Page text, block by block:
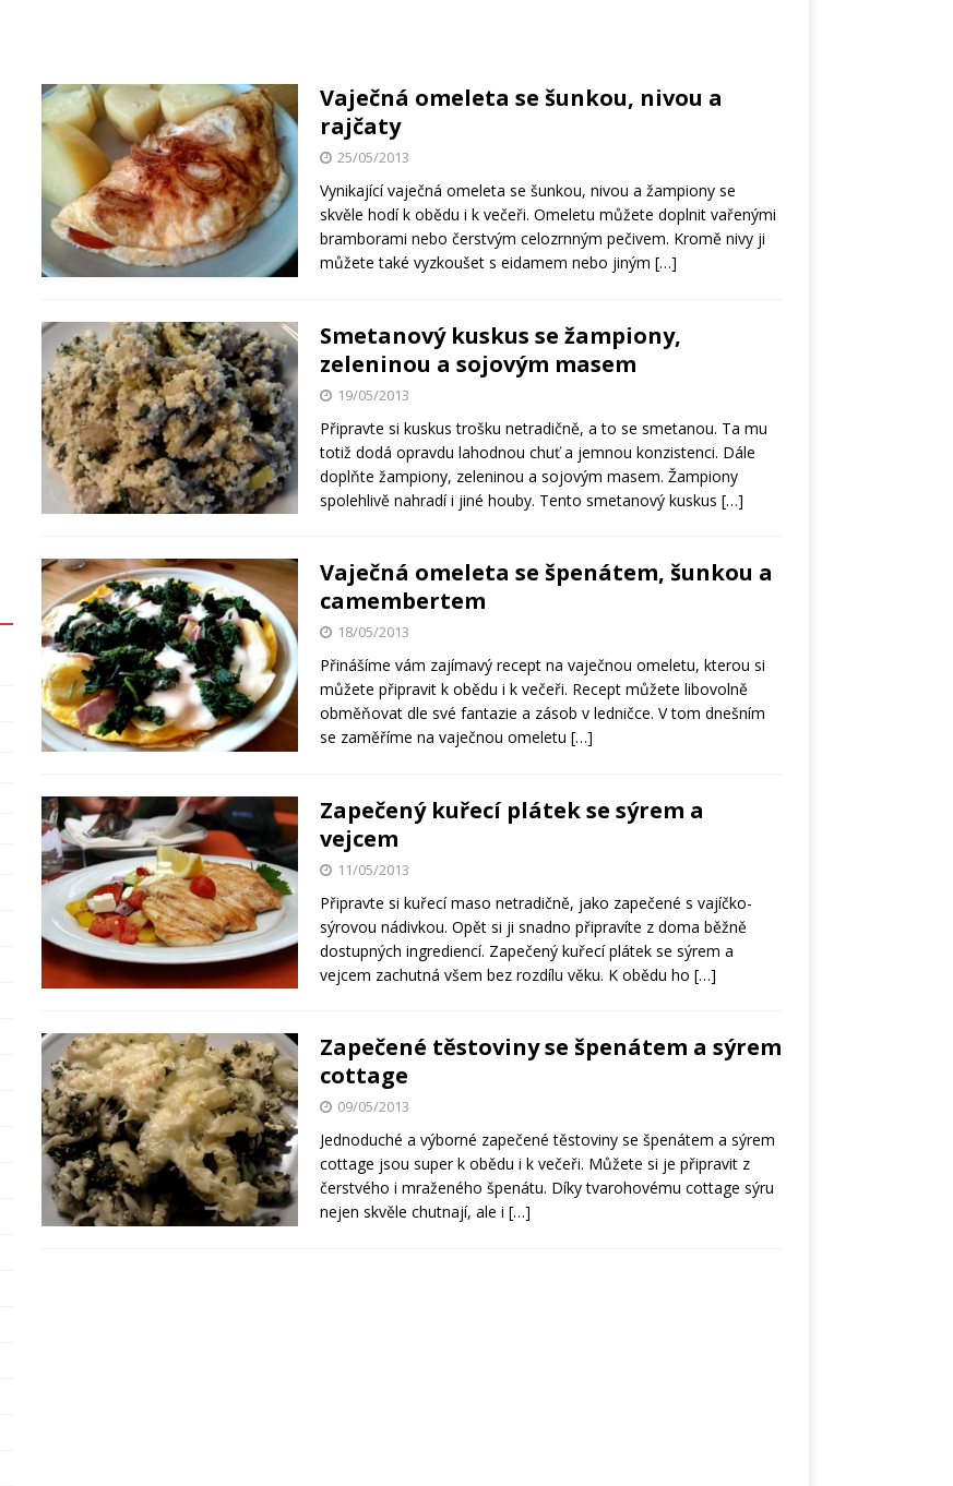
Vaječná omeleta se šunkou, nivou a
rajčaty
25/05/2013
Vynikající vaječná omeleta se šunkou, nivou a žampiony se
skvěle hodí k obědu i k večeři. Omeletu můžete doplnit vařenými
bramborami nebo čerstvým celozrnným pečivem. Kromě nivy ji
můžete také vyzkoušet s eidamem nebo jiným […]
Smetanový kuskus se žampiony,
zeleninou a sojovým masem
19/05/2013
Připravte si kuskus trošku netradičně, a to se smetanou. Ta mu
totiž dodá opravdu lahodnou chuť a jemnou konzistenci. Dále
doplňte žampiony, zeleninou a sojovým masem. Žampiony
spolehlivě nahradí i jiné houby. Tento smetanový kuskus […]
Vaječná omeleta se špenátem, šunkou a
camembertem
18/05/2013
Přinášíme vám zajímavý recept na vaječnou omeletu, kterou si
můžete připravit k obědu i k večeři. Recept můžete libovolně
obměňovat dle své fantazie a zásob v ledničce. V tom dnešním
se zaměříme na vaječnou omeletu […]
Zapečený kuřecí plátek se sýrem a
vejcem
11/05/2013
Připravte si kuřecí maso netradičně, jako zapečené s vajíčko-
sýrovou nádivkou. Opět si ji snadno připravíte z doma běžně
dostupných ingrediencí. Zapečený kuřecí plátek se sýrem a
vejcem zachutná všem bez rozdílu věku. K obědu ho […]
Zapečené těstoviny se špenátem a sýrem
cottage
09/05/2013
Jednoduché a výborné zapečené těstoviny se špenátem a sýrem
cottage jsou super k obědu i k večeři. Můžete si je připravit z
čerstvého i mraženého špenátu. Díky tvarohovému cottage sýru
nejen skvěle chutnají, ale i […]